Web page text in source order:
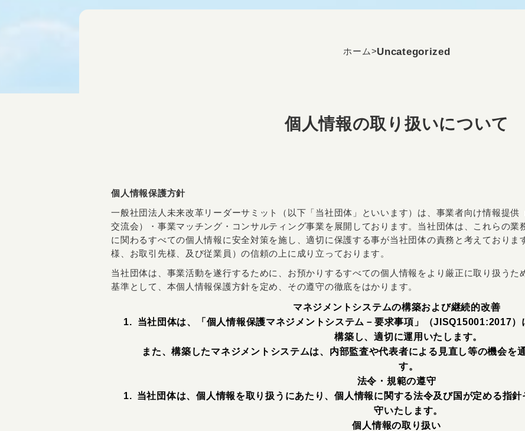
ホーム>Uncategorized
個人情報の取り扱いについて
個人情報保護方針
一般社団法人未来改革リーダーサミット（以下「当社団体」といいます）は、事業者向け情報提供
交流会）・事業マッチング・コンサルティング事業を展開しております。当社団体は、これらの業
に関わるすべての個人情報に安全対策を施し、適切に保護する事が当社団体の責務と考えておりま
様、お取引先様、及び従業員）の信頼の上に成り立っております。
当社団体は、事業活動を遂行するために、お預かりするすべての個人情報をより厳正に取り扱うた
基準として、本個人情報保護方針を定め、その遵守の徹底をはかります。
マネジメントシステムの構築および継続的改善
当社団体は、「個人情報保護マネジメントシステム－要求事項」（JISQ15001:2017
構築し、適切に運用いたします。
また、構築したマネジメントシステムは、内部監査や代表者による見直し等の機会を
す。
法令・規範の遵守
当社団体は、個人情報を取り扱うにあたり、個人情報に関する法令及び国が定める指
守いたします。
個人情報の取り扱い